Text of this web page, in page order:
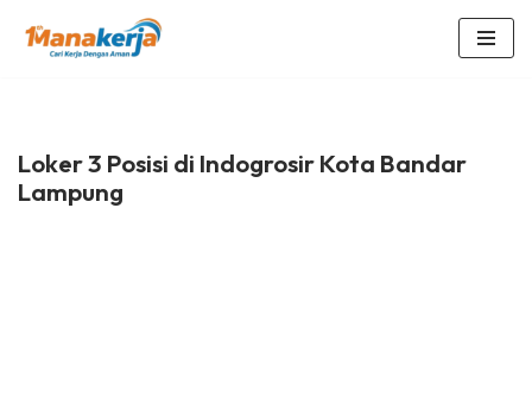
Loker 3 Posisi di Indogrosir Kota Bandar
Lampung